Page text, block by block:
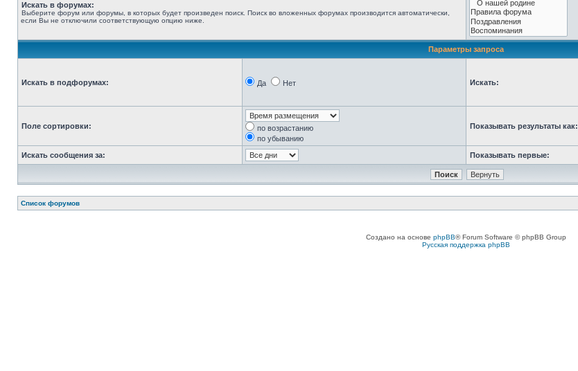
Искать в форумах:
Выберите форум или форумы, в которых будет произведен поиск. Поиск во вложенных форумах производится автоматически,
если Вы не отключили соответствующую опцию ниже.
Параметры запроса
Искать в подфорумах: Да Нет Искать:
Поле сортировки:
по возрастанию
по убыванию
Показывать результаты как:
Искать сообщения за: Показывать первые:
Список форумов
Создано на основе phpBB® Forum Software © phpBB Group
Русская поддержка phpBB